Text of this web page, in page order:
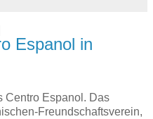
Espanol in
Centro Espanol. Das
Freundschaftsverein,